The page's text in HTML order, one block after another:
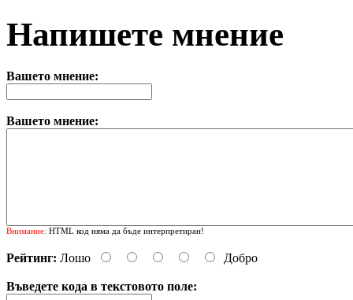
Напишете мнение
Вашето мнение:
Вашето мнение:
Внимание: HTML код няма да бъде интерпретиран!
Рейтинг: Лошо Добро
Въведете кода в текстовото поле: